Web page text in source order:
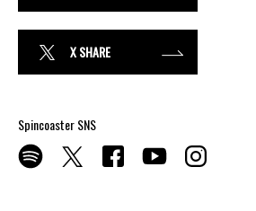
X SHARE
Spincoaster SNS